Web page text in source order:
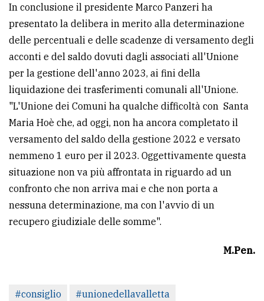
policy
Cookie
policy
In conclusione il presidente Marco Panzeri ha
presentato la delibera in merito alla determinazione
delle percentuali e delle scadenze di versamento degli
acconti e del saldo dovuti dagli associati all'Unione
per la gestione dell'anno 2023, ai fini della
liquidazione dei trasferimenti comunali all'Unione.
"L'Unione dei Comuni ha qualche difficoltà con Santa
Maria Hoè che, ad oggi, non ha ancora completato il
versamento del saldo della gestione 2022 e versato
nemmeno 1 euro per il 2023. Oggettivamente questa
situazione non va più affrontata in riguardo ad un
confronto che non arriva mai e che non porta a
nessuna determinazione, ma con l'avvio di un
recupero giudiziale delle somme".
M.Pen.
#consiglio #unionedellavalletta